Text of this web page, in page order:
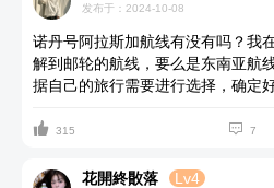
发布于：2024-10-08
诺丹号阿拉斯加航线有没有吗？我
解到邮轮的航线，要么是东南亚航
据自己的旅行需要进行选择，确定
相对来说更加经济实惠的是内舱房
 315  7
花開終贁落 Lv4